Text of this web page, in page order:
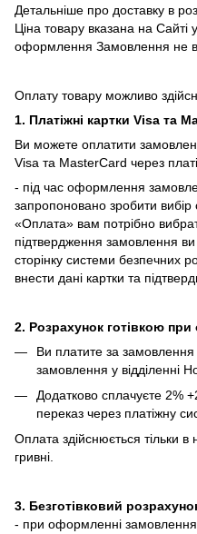
Детальніше про доставку в
Ціна товару вказана на Сайті
оформлення Замовлення не
Оплату товару можливо
1. Платіжні картки Visa та
Ви можете оплатити
Visa та MasterCard через
- під час оформлення
запропоновано зробити вибір
«Оплата» вам потрібно
підтвердження замовлення
сторінку системи безпечних
внести дані картки та
2. Розрахунок готівкою при
Ви платите за
замовлення у відділенні
Додатково сплачуєте 2%
переказ через платіжну
Оплата здійснюється тільки в
гривні.
3. Безготівковий
- при оформленні замовлення